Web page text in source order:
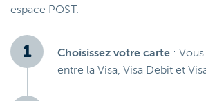
espace POST.
Choisissez votre carte :
entre la Visa, Visa Debit et